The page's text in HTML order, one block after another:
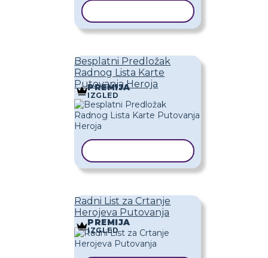
Besplatni Predložak
Radnog Lista Karte
Putovanja Heroja
PREMIJA
IZGLED
Radni List za Crtanje
Herojeva Putovanja
PREMIJA
IZGLED